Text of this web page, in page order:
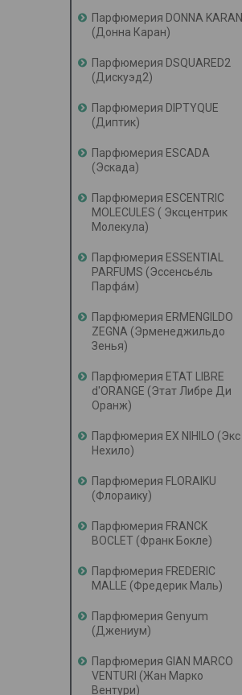
Парфюмерия DONNA KARAN
(Донна Каран)
Парфюмерия DSQUARED2
(Дискуэд2)
Парфюмерия DIPTYQUE
(Диптик)
Парфюмерия ESСADA
(Эскада)
Парфюмерия ESCENTRIC
MOLECULES ( Эксцентрик
Молекула)
Парфюмерия ESSENTIAL
PARFUMS (Эссенcье́ль
Парфа́м)
Парфюмерия ERMENGILDO
ZEGNA (Эрменеджильдо
Зенья)
Парфюмерия ETAT LIBRE
d'ORANGE (Этат Либре Ди
Оранж)
Парфюмерия EX NIHILO (Экс
Нехило)
Парфюмерия FLORAIKU
(Флораику)
Парфюмерия FRANCK
BOCLET (Франк Бокле)
Парфюмерия FREDERIC
MALLE (Фредерик Маль)
Парфюмерия Genyum
(Джениум)
Парфюмерия GIAN MARCO
VENTURI (Жан Марко
Вентури)